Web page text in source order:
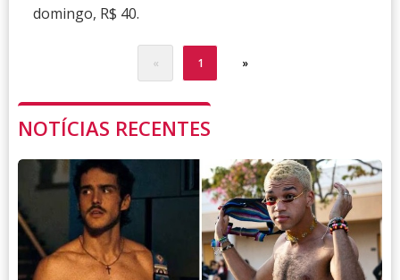
domingo, R$ 40.
« 1 »
NOTÍCIAS RECENTES